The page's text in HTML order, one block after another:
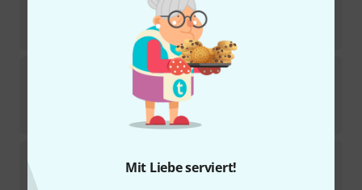
Mit Liebe serviert!
Auf Anfrage
AdamsFront plate right
Sofort lieferbar
1